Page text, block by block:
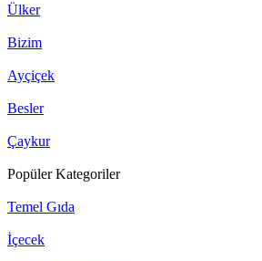
Ülker
Bizim
Ayçiçek
Besler
Çaykur
Popüler Kategoriler
Temel Gıda
İçecek